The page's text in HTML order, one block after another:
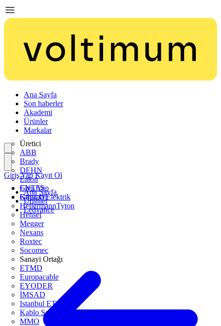
Ana Sayfa
Son haberler
Akademi
Ürünler
Markalar
Üretici
ABB
Brady
DEHN
Eaton
ENTES
Günsan Elektrik
HellermannTyton
Hensel
Megger
Nexans
Roxtec
Socomec
Sanayi Ortağı
ETMD
Europacable
EYODER
İMSAD
Istanbul ETO
Kablo Sanayicileri Derneği
MMO
Giriş Yap
Kayıt Ol
Giriş Yap Kayıt Ol
Ana Sayfa
Ürünler
Ledvance